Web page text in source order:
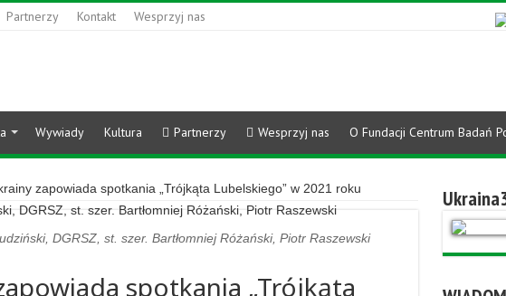
Partnerzy Kontakt Wesprzyj nas
Wywiady Kultura Partnerzy Wesprzyj nas O Fundacji Centrum Badań
zapowiada spotkania „Trójkąta Lubelskiego” w 2021 roku
DGRSZ, st. szer. Bartłomniej Różański, Piotr Raszewski
spotkania „Trójkąta